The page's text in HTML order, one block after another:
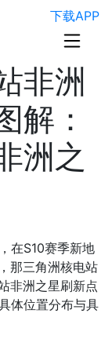
下载APP
非洲
解：
洲之
在S10赛季新地
那三角洲核电站
非洲之星刷新点
体位置分布与具